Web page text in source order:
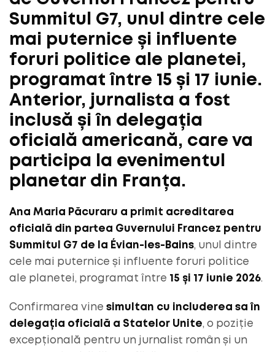
Summitul G7, unul dintre cele
mai puternice și influente
foruri politice ale planetei,
programat între 15 și 17 iunie.
Anterior, jurnalista a fost
inclusă și în delegația
oficială americană, care va
participa la evenimentul
planetar din Franța.
Ana Maria Păcuraru a primit acreditarea
oficială din partea Guvernului Francez pentru
Summitul G7 de la Évian-les-Bains, unul dintre
cele mai puternice și influente foruri politice
ale planetei, programat între 15 și 17 iunie 2026.
Confirmarea vine simultan cu includerea sa în
delegația oficială a Statelor Unite, o poziție
excepțională pentru un jurnalist român și un